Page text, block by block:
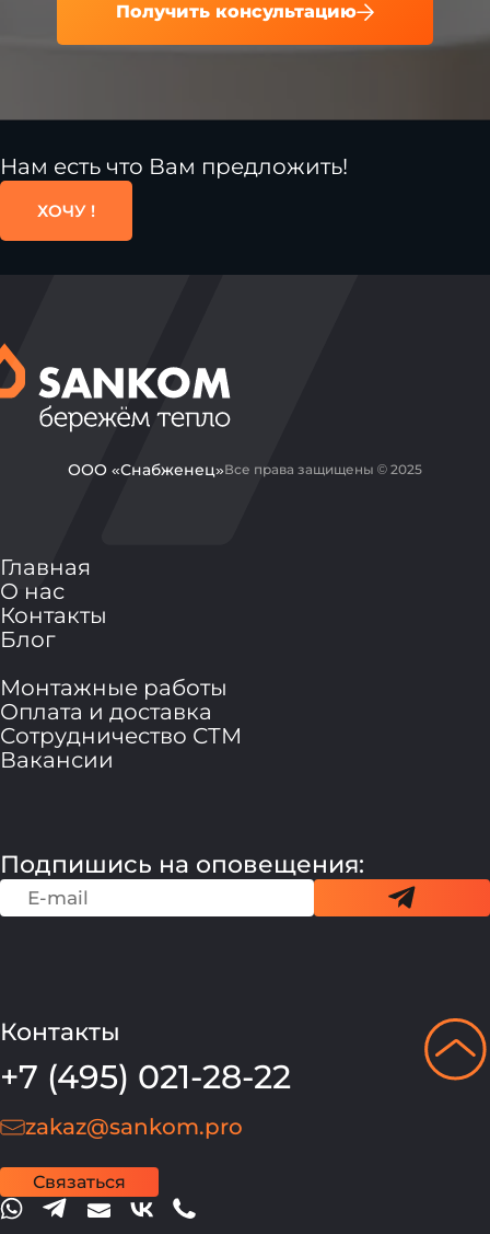
Получить консультацию
Нам есть что Вам предложить!
ХОЧУ !
ООО «Снабженец»Все права защищены © 2025
Главная
О нас
Контакты
Блог
Монтажные работы
Оплата и доставка
Сотрудничество СТМ
Вакансии
Подпишись на оповещения:
Контакты
+7 (495) 021-28-22
zakaz@sankom.pro
Связаться